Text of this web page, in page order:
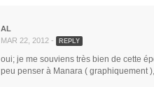
AL
MAR 22, 2012 -
REPLY
oui; je me souviens très bien de cette
peu penser à Manara ( graphiquement